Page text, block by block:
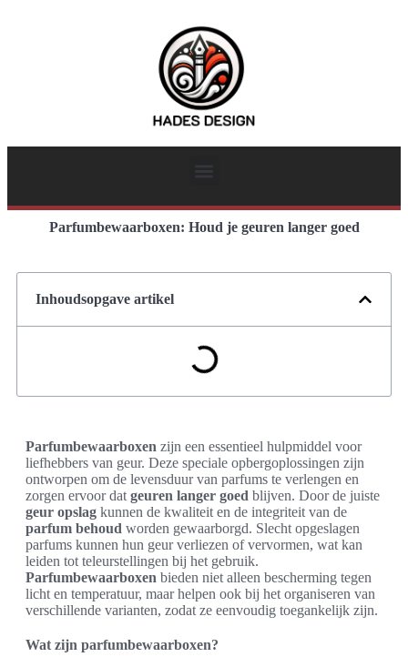
Parfumbewaarboxen: Houd je geuren langer goed
Inhoudsopgave artikel
Parfumbewaarboxen zijn een essentieel hulpmiddel voor
liefhebbers van geur. Deze speciale opbergoplossingen zijn
ontworpen om de levensduur van parfums te verlengen en
zorgen ervoor dat geuren langer goed blijven. Door de juiste
geur opslag kunnen de kwaliteit en de integriteit van de
parfum behoud worden gewaarborgd. Slecht opgeslagen
parfums kunnen hun geur verliezen of vervormen, wat kan
leiden tot teleurstellingen bij het gebruik.
Parfumbewaarboxen bieden niet alleen bescherming tegen
licht en temperatuur, maar helpen ook bij het organiseren van
verschillende varianten, zodat ze eenvoudig toegankelijk zijn.
Wat zijn parfumbewaarboxen?